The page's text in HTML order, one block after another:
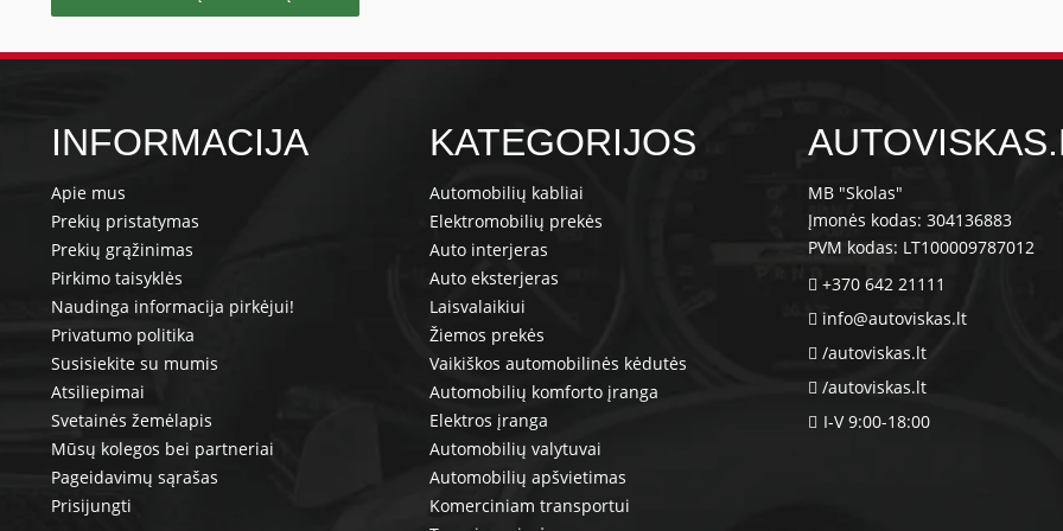
INFORMACIJA
Apie mus
Prekių pristatymas
Prekių grąžinimas
Pirkimo taisyklės
Naudinga informacija pirkėjui!
Privatumo politika
Susisiekite su mumis
Atsiliepimai
Svetainės žemėlapis
Mūsų kolegos bei partneriai
Pageidavimų sąrašas
Prisijungti
KATEGORIJOS
Automobilių kabliai
Elektromobilių prekės
Auto interjeras
Auto eksterjeras
Laisvalaikiui
Žiemos prekės
Vaikiškos automobilinės kėdutės
Automobilių komforto įranga
Elektros įranga
Automobilių valytuvai
Automobilių apšvietimas
Komerciniam transportui
MB "Skolas"
Įmonės kodas: 304136883
PVM kodas: LT100009787012
+370 642 21111
info@autoviskas.lt
/autoviskas.lt
/autoviskas.lt
I-V 9:00-18:00